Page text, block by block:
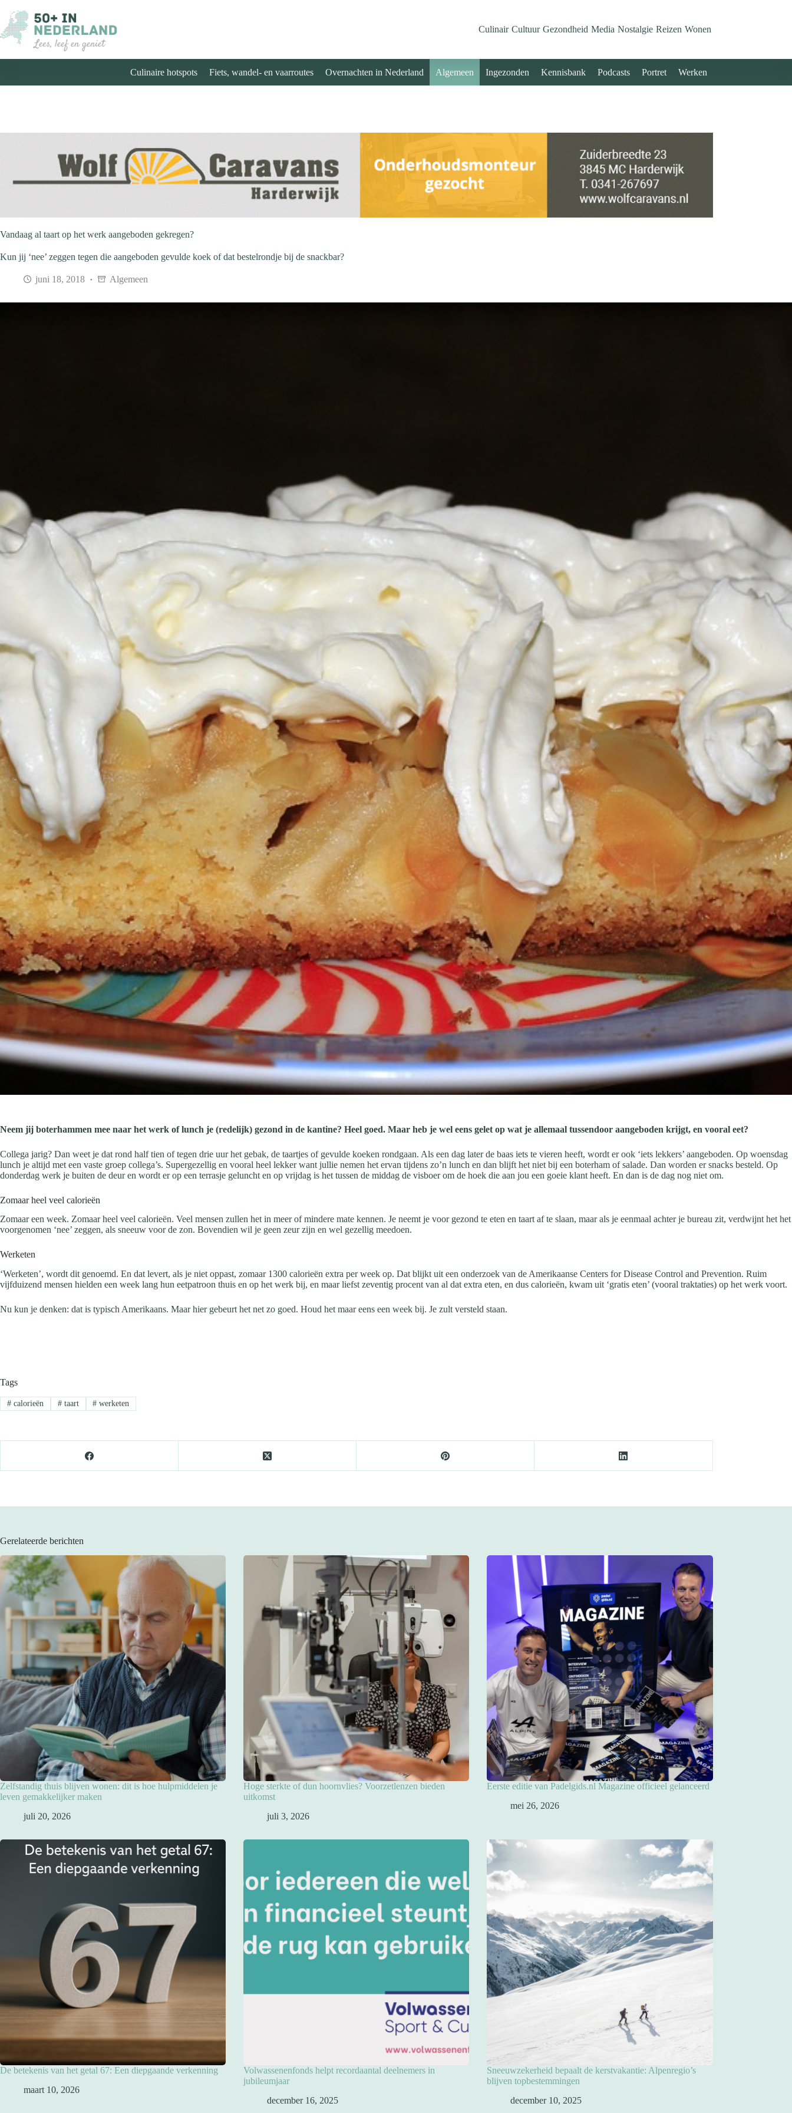
naar
de
inhoud
Culinair Cultuur Gezondheid Media Nostalgie Reizen Wonen
Culinaire hotspots Fiets, wandel- en vaarroutes Overnachten in Nederland Algemeen Ingezonden Kennisbank Podcasts Portret Werken
Vandaag al taart op het werk aangeboden gekregen?
Kun jij ‘nee’ zeggen tegen die aangeboden gevulde koek of dat bestelrondje bij de snackbar?
juni 18, 2018 Algemeen
Neem jij boterhammen mee naar het werk of lunch je (redelijk) gezond in de kantine? Heel goed. Maar heb je wel eens gelet op wat je allemaal tussendoor aangeboden krijgt, en vooral eet?
Collega jarig? Dan weet je dat rond half tien of tegen drie uur het gebak, de taartjes of gevulde koeken rondgaan. Als een dag later de baas iets te vieren heeft, wordt er ook ‘iets lekkers’ aangeboden. Op woensdag
lunch je altijd met een vaste groep collega’s. Supergezellig en vooral heel lekker want jullie nemen het ervan tijdens zo’n lunch en dan blijft het niet bij een boterham of salade. Dan worden er snacks besteld. Op
donderdag werk je buiten de deur en wordt er op een terrasje geluncht en op vrijdag is het tussen de middag de visboer om de hoek die aan jou een goeie klant heeft. En dan is de dag nog niet om.
Zomaar heel veel calorieën
Zomaar een week. Zomaar heel veel calorieën. Veel mensen zullen het in meer of mindere mate kennen. Je neemt je voor gezond te eten en taart af te slaan, maar als je eenmaal achter je bureau zit, verdwijnt het het
voorgenomen ‘nee’ zeggen, als sneeuw voor de zon. Bovendien wil je geen zeur zijn en wel gezellig meedoen.
Werketen
‘Werketen’, wordt dit genoemd. En dat levert, als je niet oppast, zomaar 1300 calorieën extra per week op. Dat blijkt uit een onderzoek van de Amerikaanse Centers for Disease Control and Prevention. Ruim
vijfduizend mensen hielden een week lang hun eetpatroon thuis en op het werk bij, en maar liefst zeventig procent van al dat extra eten, en dus calorieën, kwam uit ‘gratis eten’ (vooral traktaties) op het werk voort.
Nu kun je denken: dat is typisch Amerikaans. Maar hier gebeurt het net zo goed. Houd het maar eens een week bij. Je zult versteld staan.
Tags
#calorieën #taart # werketen
Gerelateerde berichten
Zelfstandig thuis blijven wonen: dit is hoe hulpmiddelen je
leven gemakkelijker maken
juli 20, 2026
Hoge sterkte of dun hoornvlies? Voorzetlenzen bieden
uitkomst
juli 3, 2026
Eerste editie van Padelgids.nl Magazine officieel gelanceerd
mei 26, 2026
De betekenis van het getal 67: Een diepgaande verkenning
maart 10, 2026
Volwassenenfonds helpt recordaantal deelnemers in
jubileumjaar
december 16, 2025
Sneeuwzekerheid bepaalt de kerstvakantie: Alpenregio’s
blijven topbestemmingen
december 10, 2025